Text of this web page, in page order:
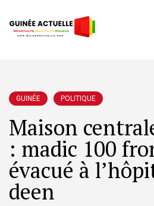
GUINÉE POLITIQUE
Maison
: madic 100
évacué à
deen